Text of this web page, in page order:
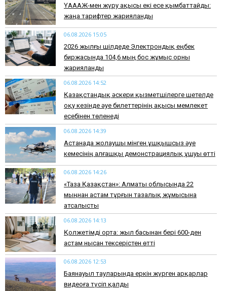
ҮАААЖ-мен жүру ақысы екі есе қымбаттайды:
жаңа тарифтер жарияланды
06.08.2026 15:05
2026 жылғы шілдеде Электрондық еңбек
биржасында 104,6 мың бос жұмыс орны
жарияланды
06.08.2026 14:52
Қазақстандық әскери қызметшілерге шетелде
оқу кезінде әуе билеттерінің ақысы мемлекет
есебінен төленеді
06.08.2026 14:39
Астанада жолаушы мінген ұшқышсыз әуе
кемесінің алғашқы демонстрациялық ұшуы өтті
06.08.2026 14:26
«Таза Қазақстан»: Алматы облысында 22
мыңнан астам тұрғын тазалық жұмысына
атсалысты
06.08.2026 14:13
Қолжетімді орта: жыл басынан бері 600-ден
астам нысан тексерістен өтті
06.08.2026 12:53
Баянауыл тауларында еркін жүрген арқарлар
видеоға түсіп қалды